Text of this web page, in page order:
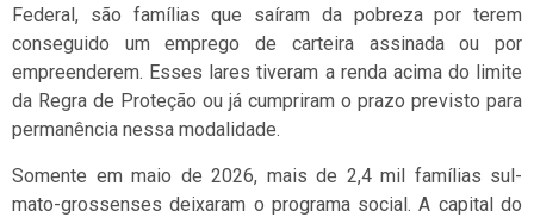
Federal, são famílias que saíram da pobreza por terem
conseguido um emprego de carteira assinada ou por
empreenderem. Esses lares tiveram a renda acima do limite
da Regra de Proteção ou já cumpriram o prazo previsto para
permanência nessa modalidade.
Somente em maio de 2026, mais de 2,4 mil famílias sul-
mato-grossenses deixaram o programa social. A capital do